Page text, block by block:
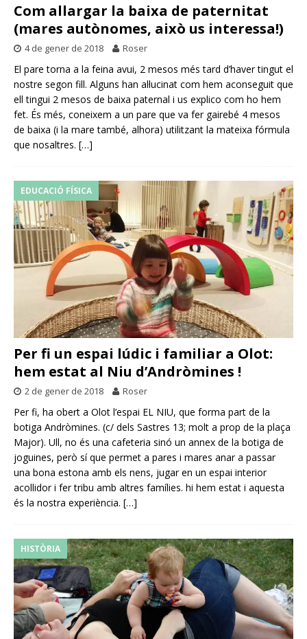
Com allargar la baixa de paternitat
(mares autònomes, això us interessa!)
4 de gener de 2018 Roser
El pare torna a la feina avui, 2 mesos més tard d’haver tingut el
nostre segon fill. Alguns han al·lucinat com hem aconseguit que
ell tingui 2 mesos de baixa paternal i us explico com ho hem
fet. És més, coneixem a un pare que va fer gairebé 4 mesos
de baixa (i la mare també, alhora) utilitzant la mateixa fórmula
que nosaltres. […]
EDUCACIÓ FÍSICA
Per fi un espai lúdic i familiar a Olot:
hem estat al Niu d’Andròmines !
2 de gener de 2018 Roser
Per fi, ha obert a Olot l’espai EL NIU, que forma part de la
botiga Andròmines. (c/ dels Sastres 13; molt a prop de la plaça
Major). Ull, no és una cafeteria sinó un annex de la botiga de
joguines, però sí que permet a pares i mares anar a passar
una bona estona amb els nens, jugar en un espai interior
acollidor i fer tribu amb altres famílies. hi hem estat i aquesta
és la nostra experiència. […]
HISTÒRIA